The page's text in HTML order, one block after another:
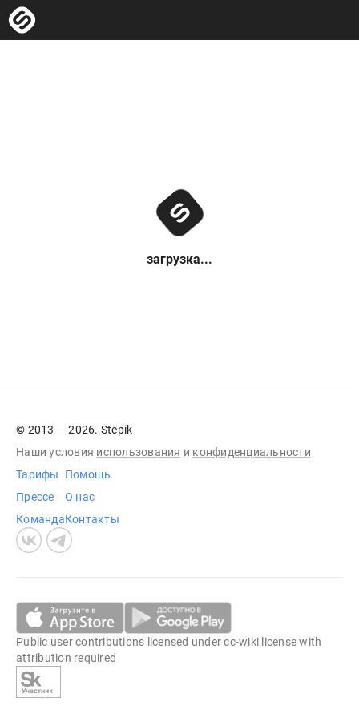
загрузка...
© 2013 — 2026. Stepik
Наши условия использования и конфиденциальности
Тарифы
Прессе
Команда
Помощь
О нас
Контакты
Public user contributions licensed undercc-wiki license with
attribution required